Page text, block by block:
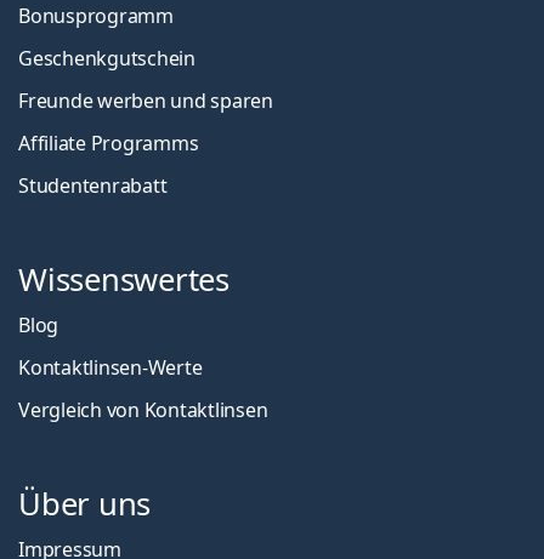
Bonusprogramm
Geschenkgutschein
Freunde werben und sparen
Affiliate Programms
Studentenrabatt
Wissenswertes
Blog
Kontaktlinsen-Werte
Vergleich von Kontaktlinsen
Über uns
Impressum